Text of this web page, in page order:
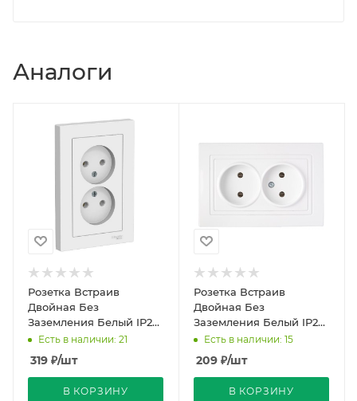
Аналоги
Розетка Встраив
Двойная Без
Заземления Белый IP20
10А 250В ATLASDESIGN
Schneider Electric
Есть в наличии: 21
319 ₽/шт
В КОРЗИНУ
Розетка Встраив
Двойная Без
Заземления Белый IP20
10А 250В Уют Bylectrica
Есть в наличии: 15
209 ₽/шт
В КОРЗИНУ